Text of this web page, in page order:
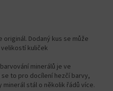
originál. Dodaný kus se může
kuliček
minerálů je ve
to pro docílení hezčí barvy,
stál o několik řádů více.